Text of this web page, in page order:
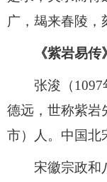
广，朅来春陵，
《紫岩易传
张浚（1097年
德远，世称紫岩
市）人。中国北
宋徽宗政和八